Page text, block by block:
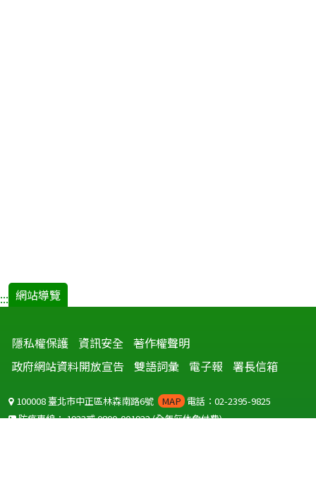
::: 網站導覽
隱私權保護 資訊安全 著作權聲明
政府網站資料開放宣告
雙語詞彙 電子報 署長信箱
100008 臺北市中正區林森南路6號 MAP 電話：02-2395-9825
防疫專線：1922或0800-001922(全年無休免付費)